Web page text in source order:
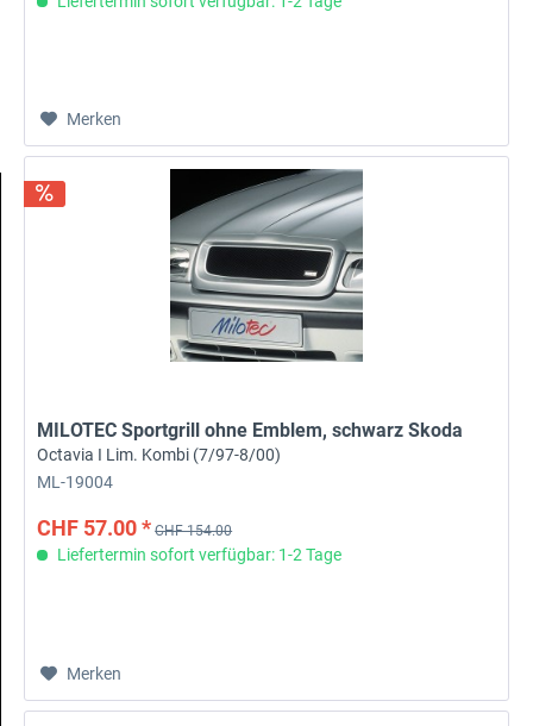
Merken
MILOTEC Sportgrill ohne Emblem, schwarz Skoda
Octavia I Lim. Kombi (7/97-8/00)
ML-19004
CHF 57.00 * CHF 154.00
Liefertermin sofort verfügbar: 1-2 Tage
Merken